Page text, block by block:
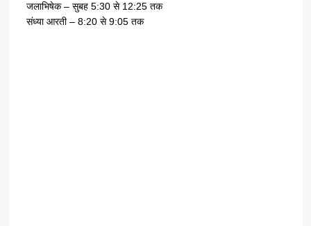
जलाभिषेक– सुबह5:30 से12:25 तक
संध्या आरती– 8:20 से9:05 तक